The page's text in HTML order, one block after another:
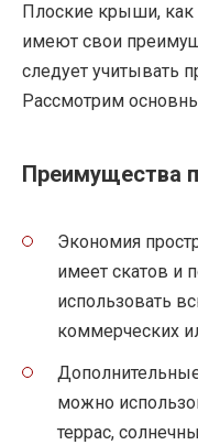
Плоские крыши, как
имеют свои
следует учитывать
Рассмотрим
Преимущества
Экономия
имеет скатов и
использовать
коммерческих
можно
террас,